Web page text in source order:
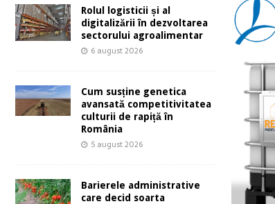
Rolul logisticii și al
digitalizării în dezvoltarea
sectorului agroalimentar
6 august 2026
Cum susține genetica
avansată competitivitatea
culturii de rapiță în
România
5 august 2026
Barierele administrative
care decid soarta